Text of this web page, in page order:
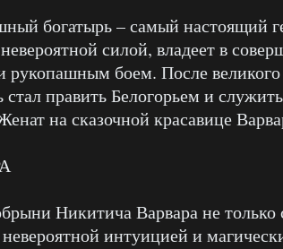
богатырь – самый настоящий
силой, владеет в
рукопашным боем. После
стал править Белогорьем и
на сказочной красавице
Никитича Варвара не только
интуицией и